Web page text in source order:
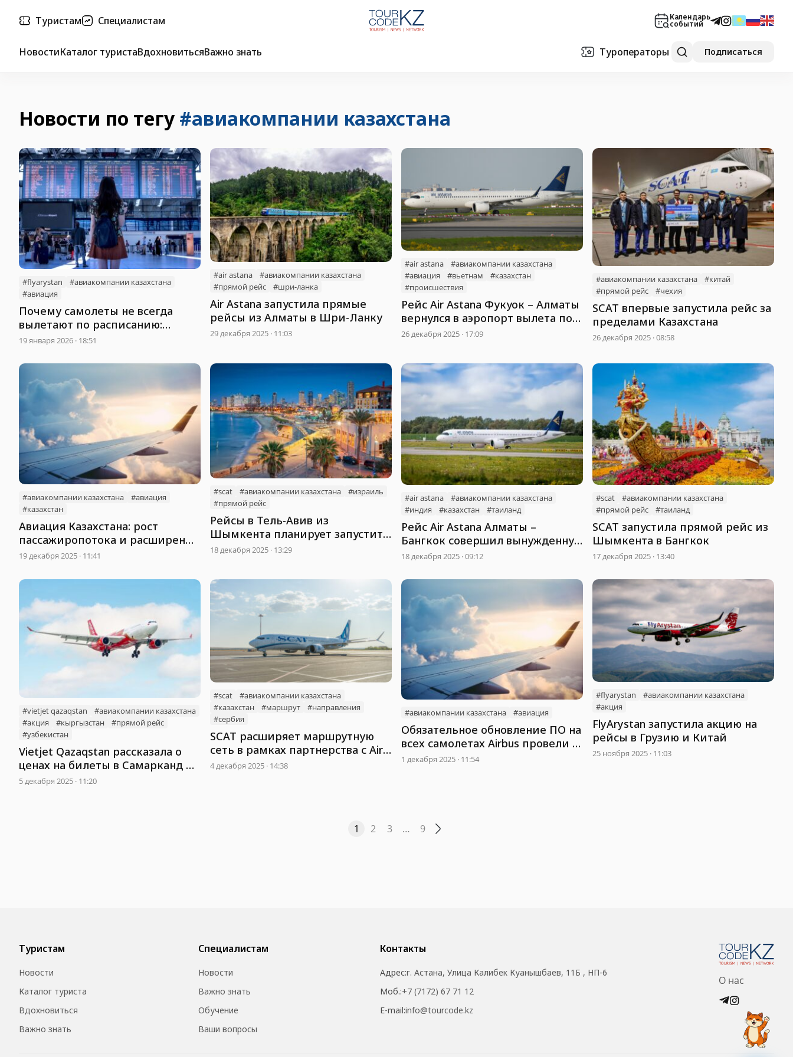
Туристам Специалистам Календарь
событий
НовостиКаталог туристаВдохновитьсяВажно знать Туроператоры Подписаться
Новости по тегу #авиакомпании казахстана
#flyarystan
#авиакомпании казахстана
#авиация
Почему самолеты не всегда
вылетают по расписанию:
основные причины
19 января 2026 · 18:51
#air astana
#авиакомпании казахстана
#прямой рейс
#шри-ланка
Air Astana запустила прямые
рейсы из Алматы в Шри-Ланку
29 декабря 2025 · 11:03
#air astana
#авиакомпании казахстана
#авиация
#вьетнам
#казахстан
#происшествия
Рейс Air Astana Фукуок – Алматы
вернулся в аэропорт вылета по
технической причине
26 декабря 2025 · 17:09
#авиакомпании казахстана
#китай
#прямой рейс
#чехия
SCAT впервые запустила рейс за
пределами Казахстана
26 декабря 2025 · 08:58
#авиакомпании казахстана
#авиация
#казахстан
Авиация Казахстана: рост
пассажиропотока и расширение
маршрутной сети
19 декабря 2025 · 11:41
#scat #авиакомпании казахстана
#израиль
#прямой рейс
Рейсы в Тель-Авив из
Шымкента планирует запустить
SCAT
18 декабря 2025 · 13:29
#air astana
#авиакомпании казахстана
#индия
#казахстан #таиланд
Рейс Air Astana Алматы –
Бангкок совершил вынужденную
посадку в Дели
18 декабря 2025 · 09:12
#scat
#авиакомпании казахстана
#прямой рейс
#таиланд
SCAT запустила прямой рейс из
Шымкента в Бангкок
17 декабря 2025 · 13:40
#vietjet qazaqstan
#авиакомпании казахстана
#акция
#кыргызстан
#прямой рейс
#узбекистан
Vietjet Qazaqstan рассказала о
ценах на билеты в Самарканд и
Бишкек
5 декабря 2025 · 11:20
#scat
#авиакомпании казахстана
#казахстан
#маршрут
#направления
#сербия
SCAT расширяет маршрутную
сеть в рамках партнерства с Air
Serbia
4 декабря 2025 · 14:38
#авиакомпании казахстана #авиация
Обязательное обновление ПО на
всех самолетах Airbus провели в
Казахстане
1 декабря 2025 · 11:54
#flyarystan
#авиакомпании казахстана
#акция
FlyArystan запустила акцию на
рейсы в Грузию и Китай
25 ноября 2025 · 11:03
1 2 3 … 9
Туристам
Новости
Каталог туриста
Вдохновиться
Важно знать
Специалистам
Новости
Важно знать
Обучение
Ваши вопросы
Контакты
Адрес:г. Астана, Улица Калибек Куанышбаев, 11Б , НП-6
Моб.:+7 (7172) 67 71 12
E-mail:info@tourcode.kz
О нас